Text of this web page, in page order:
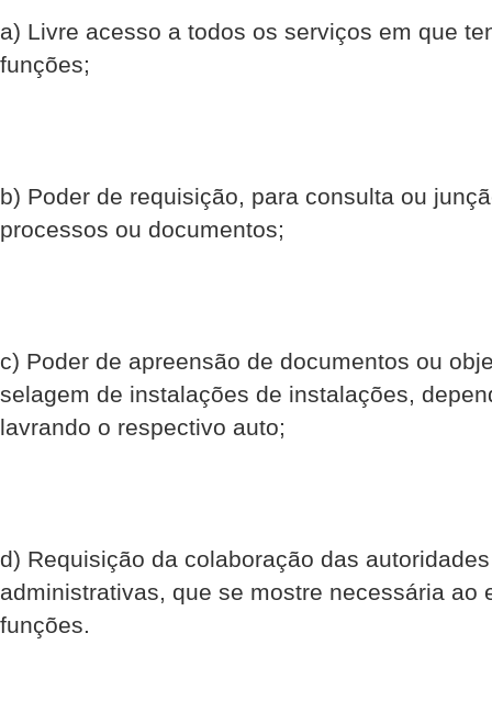
a) Livre acesso a todos os serviços em que
funções;
b) Poder de requisição, para consulta ou
processos ou documentos;
c) Poder de apreensão de documentos ou
selagem de instalações de instalações,
lavrando o respectivo auto;
d) Requisição da colaboração das
administrativas, que se mostre necessária ao
funções.